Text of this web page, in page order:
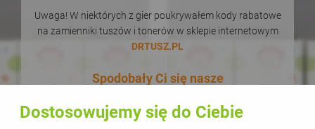
Dostosowujemy się do Ciebie
Uwaga! W niektórych z gier poukrywałem kody rabatowe
na zamienniki tuszów i tonerów w sklepie internetowym
DRTUSZ.PL
Spodobały Ci się nasze
je dalej! W dodatku zupełnie za